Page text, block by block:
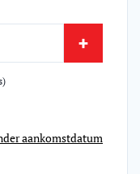
+
aankomstdatum